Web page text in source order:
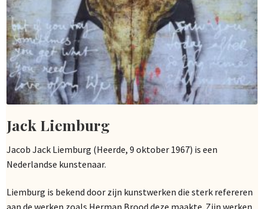
Jack Liemburg
Jacob Jack Liemburg (Heerde, 9 oktober 1967) is een
Nederlandse kunstenaar.
Liemburg is bekend door zijn kunstwerken die sterk refereren